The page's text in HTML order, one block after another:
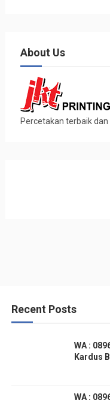
About Us
Percetakan terbaik
Recent Posts
WA :
Kardus
WA :